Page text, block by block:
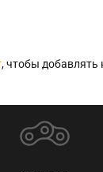
, чтобы добавлять